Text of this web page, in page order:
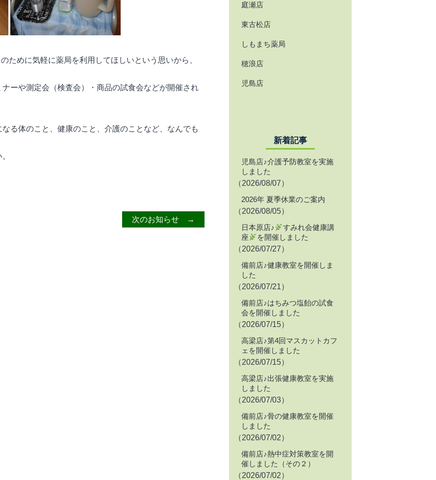
ために気軽に薬局を利用してほしいという思いから、
ーや測定会（検査会）・商品の試食会などが開催され
る体のこと、健康のこと、介護のことなど、なんでも
次のお知らせ →
庭瀬店
東古松店
しもまち薬局
穂浪店
児島店
新着記事
児島店♪介護予防教室を実施
しました
（2026/08/07）
2026年 夏季休業のご案内
（2026/08/05）
日本原店♪
すみれ会健康講
座
を開催しました
（2026/07/27）
備前店♪健康教室を開催しま
した
（2026/07/21）
備前店♪はちみつ塩飴の試食
会を開催しました
（2026/07/15）
高梁店♪第4回マスカットカフ
ェを開催しました
（2026/07/15）
高梁店♪出張健康教室を実施
しました
（2026/07/03）
備前店♪骨の健康教室を開催
しました
（2026/07/02）
備前店♪熱中症対策教室を開
催しました（その２）
（2026/07/02）